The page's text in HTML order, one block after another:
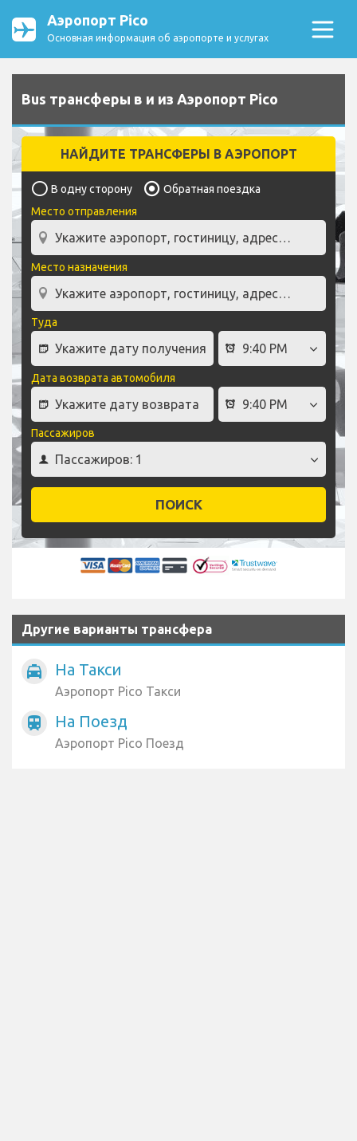
Аэропорт Pico
Основная информация об аэропорте и услугах
Bus трансферы в и из Аэропорт Pico
НАЙДИТЕ ТРАНСФЕРЫ В АЭРОПОРТ
В одну сторону
Обратная поездка
Место отправления
Место назначения
Туда
Дата возврата автомобиля
Пассажиров
ПОИСК
Другие варианты трансфера
local_taxi На Такси
Аэропорт Pico Такси
train На Поезд
Аэропорт Pico Поезд